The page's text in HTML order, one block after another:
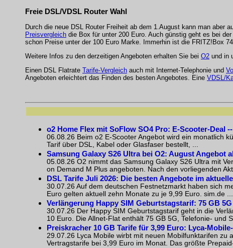
Freie DSL/VDSL Router Wahl
Durch die neue DSL Router Freiheit ab dem 1.August kann man aber
Preisvergleich die Box für unter 200 Euro. Auch günstig geht es bei
schon Preise unter der 100 Euro Marke. Immerhin ist die FRITZ!Box
Weitere Infos zu den derzeitigen Angeboten erhalten Sie bei O2 und in
Einen DSL Flatrate Tarife-Vergleich auch mit Internet-Telephonie und
Angeboten erleichtert das Finden des besten Angebotes. Eine VDSL/
o2 Home Flex mit SoFlow SO4 Pro: E-Scooter-Deal
06.08.26 Beim o2 E-Scooter Angebot wird ein monatlich
Tarif über DSL, Kabel oder Glasfaser bestellt, ...
Samsung Galaxy S26 Ultra bei O2: August Angebot
05.08.26 O2 nimmt das Samsung Galaxy S26 Ultra mit
on Demand M Plus angeboten. Nach den vorliegenden
DSL Tarife Juli 2026: Die besten Angebote im
30.07.26 Auf dem deutschen Festnetzmarkt haben sich
Euro gelten aktuell zehn Monate zu je 9,99 Euro. sim.de ...
Verlängerung Happy SIM Geburtstagstarif: 75 GB
30.07.26 Der Happy SIM Geburtstagstarif geht in die
10 Euro. Die Allnet-Flat enthält 75 GB 5G, Telefonie- und
Preiskracher 10 GB Tarife für 3,99 Euro: Lyca-
29.07.26 Lyca Mobile wirbt mit neuen Mobilfunktarifen zu
Vertragstarife bei 3,99 Euro im Monat. Das größte